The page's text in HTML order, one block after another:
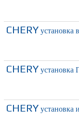
CHERY установка
CHERY установка
CHERY установка